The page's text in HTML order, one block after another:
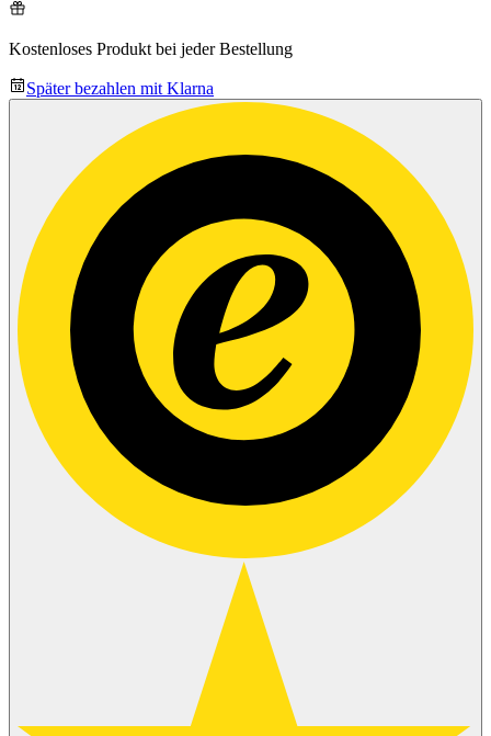
Kostenloses Produkt bei jeder Bestellung
Später bezahlen mit Klarna